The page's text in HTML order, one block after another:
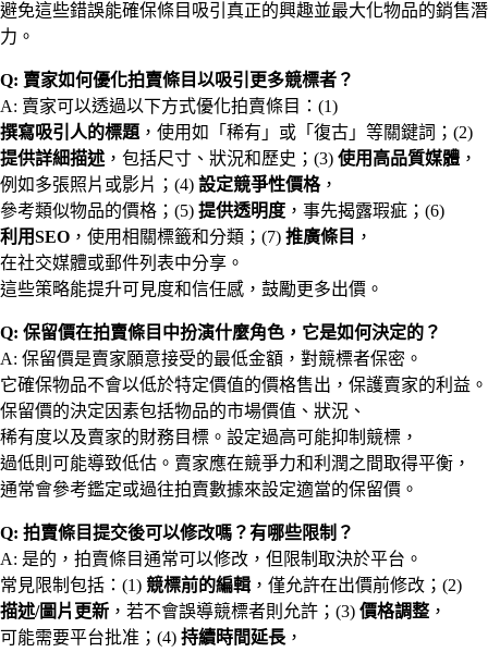
避免這些錯誤能確保條目吸引真正的興趣並最大化物品的銷售潛
力。
Q: 賣家如何優化拍賣條目以吸引更多競標者？
A: 賣家可以透過以下方式優化拍賣條目：(1)
撰寫吸引人的標題 ，使用如「稀有」或「復古」等關鍵詞；(2)
提供詳細描述 ，包括尺寸、狀況和歷史；(3) 使用高品質媒體 ，
例如多張照片或影片；(4) 設定競爭性價格，
參考類似物品的價格；(5) 提供透明度 ，事先揭露瑕疵；(6)
利用SEO ，使用相關標籤和分類；(7) 推廣條目 ，
在社交媒體或郵件列表中分享。
這些策略能提升可見度和信任感，鼓勵更多出價。
Q: 保留價在拍賣條目中扮演什麼角色，它是如何決定的？
A: 保留價是賣家願意接受的最低金額，對競標者保密。
它確保物品不會以低於特定價值的價格售出，保護賣家的利益。
保留價的決定因素包括物品的市場價值、狀況、
稀有度以及賣家的財務目標。設定過高可能抑制競標，
過低則可能導致低估。賣家應在競爭力和利潤之間取得平衡，
通常會參考鑑定或過往拍賣數據來設定適當的保留價。
Q: 拍賣條目提交後可以修改嗎？有哪些限制？
A: 是的，拍賣條目通常可以修改，但限制取決於平台。
常見限制包括：(1) 競標前的編輯 ，僅允許在出價前修改；(2)
描述/圖片更新 ，若不會誤導競標者則允許；(3) 價格調整 ，
可能需要平台批准；(4) 持續時間延長 ，